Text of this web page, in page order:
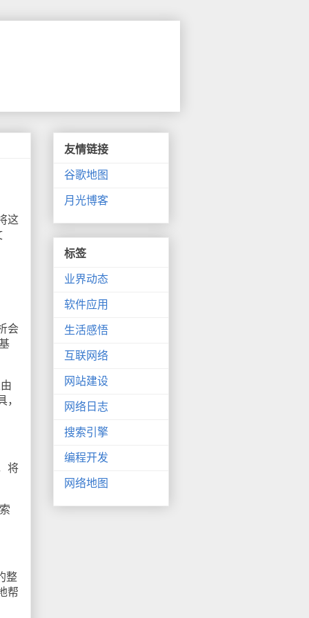
这
会
将
整
帮
友情链接
谷歌地图
月光博客
标签
业界动态
软件应用
生活感悟
互联网络
网站建设
网络日志
搜索引擎
编程开发
网络地图